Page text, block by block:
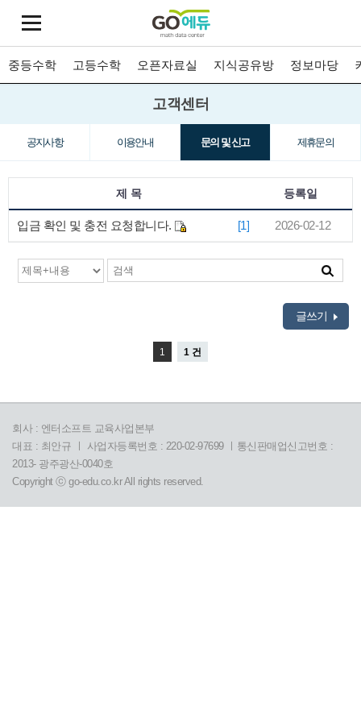
중등수학 고등수학 오픈자료실 지식공유방 정보마당
고객센터
공지사항 이용안내 문의 및 신고 제휴문의
제 목 등록일
입금 확인 및 충전 요청합니다. [1] 2026-02-12
글쓰기
1 1 건
회사 : 엔터소프트 교육사업본부
대표 : 최안규 ㅣ 사업자등록번호 : 220-02-97699 ㅣ통신판매업신고번호 :
2013- 광주광산-0040호
Copyright ⓒ go-edu.co.kr All rights reserved.